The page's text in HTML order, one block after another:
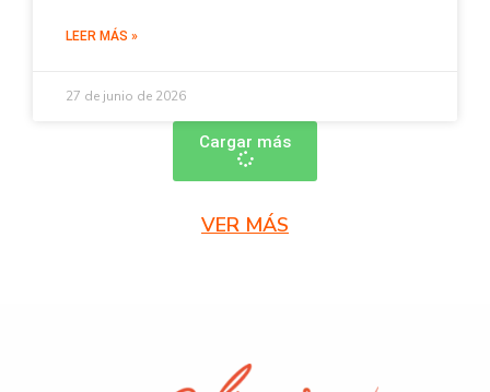
LEER MÁS »
27 de junio de 2026
Cargar más
VER MÁS